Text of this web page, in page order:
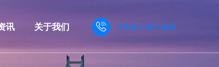
讯 关于我们 18061687688